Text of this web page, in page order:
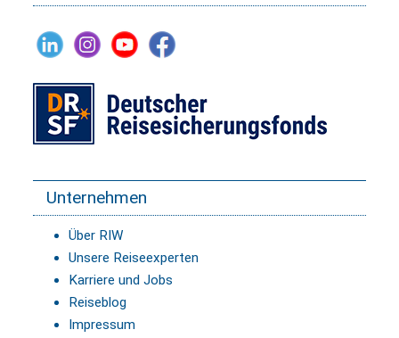
Unternehmen
Über RIW
Unsere Reiseexperten
Karriere und Jobs
Reiseblog
Impressum